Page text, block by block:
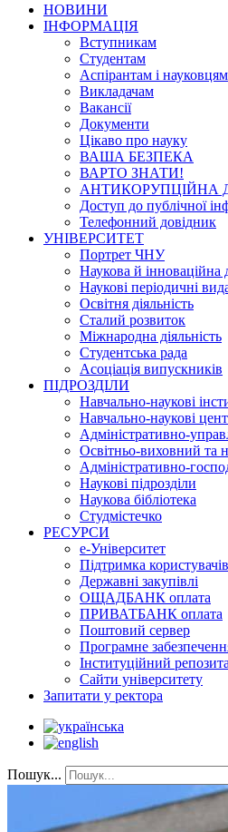
НОВИНИ
ІНФОРМАЦІЯ
Вступникам
Студентам
Аспірантам і науковцям
Викладачам
Вакансії
Документи
Цікаво про науку
ВАША БЕЗПЕКА
ВАРТО ЗНАТИ!
АНТИКОРУПЦІЙНА
Доступ до публічної
Телефонний довідник
УНІВЕРСИТЕТ
Портрет ЧНУ
Наукова й інноваційна
Наукові періодичні
Освітня діяльність
Сталий розвиток
Міжнародна діяльність
Студентська рада
Асоціація випускників
ПІДРОЗДІЛИ
Навчально-наукові
Навчально-наукові
Адміністративно-
Освітньо-виховний та
Адміністративно-
Наукові підрозділи
Наукова бібліотека
Студмістечко
РЕСУРСИ
е-Університет
Підтримка користувачів
Державні закупівлі
ОЩАДБАНК оплата
ПРИВАТБАНК оплата
Поштовий сервер
Програмне
Інституційний
Сайти університету
Запитати у ректора
Пошук...